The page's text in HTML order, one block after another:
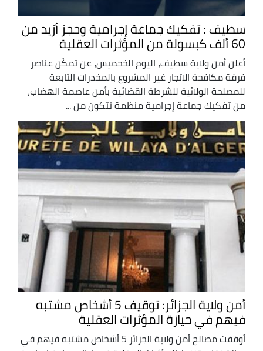
سطيف : تفكيك جماعة إجرامية وحجز أزيد من
60 ألف كبسولة من المؤثرات العقلية
أعلن أمن ولاية سطيف، اليوم الخحميس، عن تمكّن عناصر
فرقة مكافحة الاتجار غير المشروع بالمخدرات التابعة
للمصلحة الولائية للشرطة القضائية بأمن عاصمة الهضاب،
من تفكيك جماعة إجرامية منظمة تتكون من ...
أمن ولاية الجزائر: توقيف 5 أشخاص مشتبه
فيهم في حيازة المؤثرات العقلية
أوقفت مصالح أمن ولاية الجزائر 5 أشخاص مشتبه فيهم في